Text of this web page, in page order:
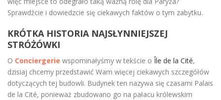
Sprawdźcie i dowiedzcie się ciekawych faktów o tym zabytku.
KRÓTKA HISTORIA NAJSŁYNNIEJSZEJ
STRÓŻÓWKI
O Conciergerie wspominałyśmy w tekście o Île de la Cité,
dzisiaj chcemy przedstawić Wam więcej ciekawych szczegółów
dotyczących tej budowli. Budynek ten nazywa się czasami Palais
de la Cité, ponieważ zbudowano go na pałacu królewskim